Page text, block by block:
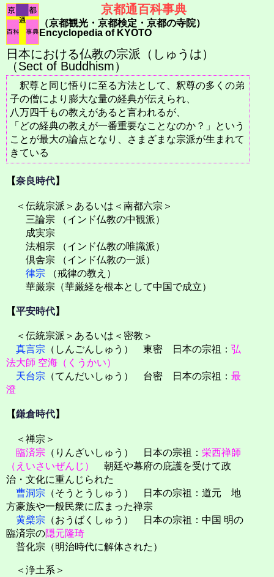
京都通百科事典
（京都観光・京都検定・京都の寺院）
Encyclopedia of KYOTO
日本における仏教の宗派（しゅうは）
（Sect of Buddhism）
釈尊と同じ悟りに至る方法として、釈尊の多くの弟
子の僧により膨大な量の経典が伝えられ、
八万四千もの教えがあると言われるが、
「どの経典の教えが一番重要なことなのか？」という
ことが最大の論点となり、さまざまな宗派が生まれて
きている
【奈良時代】
＜伝統宗派＞あるいは＜南都六宗＞
三論宗 （インド仏教の中観派）
成実宗
法相宗 （インド仏教の唯識派）
倶舎宗 （インド仏教の一派）
律宗 （戒律の教え）
華厳宗（華厳経を根本として中国で成立）
【平安時代】
＜伝統宗派＞あるいは＜密教＞
真言宗 （しんごんしゅう） 東密 日本の宗祖： 弘
法大師 空海（くうかい）
天台宗 （てんだいしゅう） 台密 日本の宗祖： 最
澄
【鎌倉時代】
＜禅宗＞
臨済宗 （りんざいしゅう） 日本の宗祖： 栄西禅師
（えいさいぜんじ）
朝廷や幕府の庇護を受けて政
治・文化に重んじられた
曹洞宗 （そうとうしゅう） 日本の宗祖：道元 地
方豪族や一般民衆に広まった禅宗
黄檗宗 （おうばくしゅう） 日本の宗祖：中国 明の
臨済宗の隠元隆琦
普化宗（明治時代に解体された）
＜浄土系＞